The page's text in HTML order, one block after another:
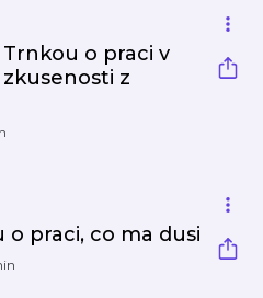
o praci v
z
o praci, co ma dusi